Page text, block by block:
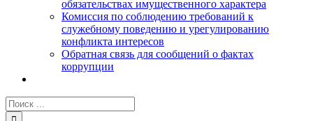
обязательствах имущественного характера
Комиссия по соблюдению требований к
служебному поведению и урегулированию
конфликта интересов
Обратная связь для сообщений о фактах
коррупции
Результат
поиска: